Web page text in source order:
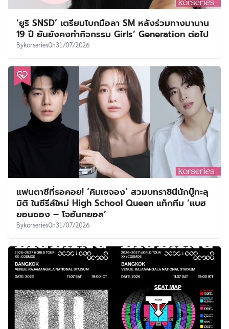
‘ยูริ SNSD’ เตรียมโบกมือลา SM หลังร่วมทางมานาน
19 ปี ยันยังคงทำกิจกรรม Girls’ Generation ต่อไป
BykorseriesOn31/07/2026
แฟนตาซีที่รอคอย! ‘คิมเซจอง’ สวมบทราชินีนักบู๊ทะลุ
มิติ ในซีรีส์ใหม่ High School Queen แท็กทีม ‘แบฮ
ยอนซอง – โจฮันกยอล’
BykorseriesOn31/07/2026